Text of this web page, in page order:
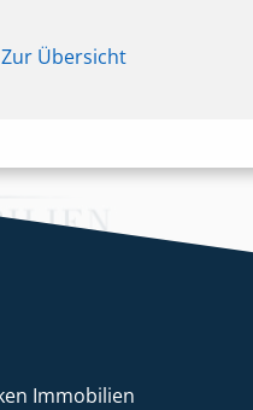
Zur Übersicht